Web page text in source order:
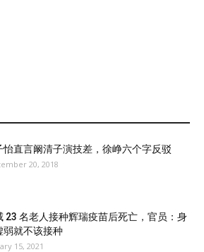
怡直言阚清子演技差，徐峥六个字反驳
20, 2018
23 名老人接种辉瑞疫苗后死亡，官员：身
弱就不该接种
15, 2021